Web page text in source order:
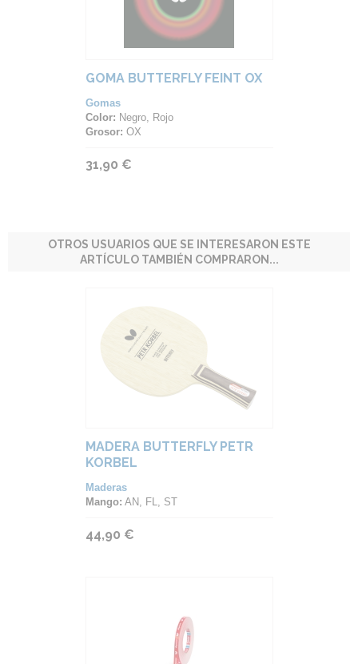
GOMA BUTTERFLY FEINT OX
Gomas
Color: Negro, Rojo
Grosor: OX
31,90 €
OTROS USUARIOS QUE SE INTERESARON ESTE
ARTÍCULO TAMBIÉN COMPRARON...
MADERA BUTTERFLY PETR
KORBEL
Maderas
Mango: AN, FL, ST
44,90 €